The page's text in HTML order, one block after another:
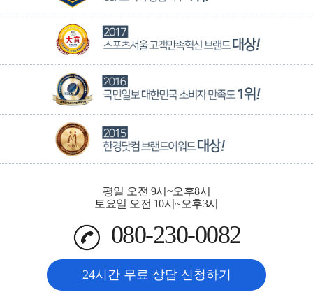
평일 오전 9시~오후8시
토요일 오전 10시~오후3시
080-230-0082
24시간 무료 상담 신청하기